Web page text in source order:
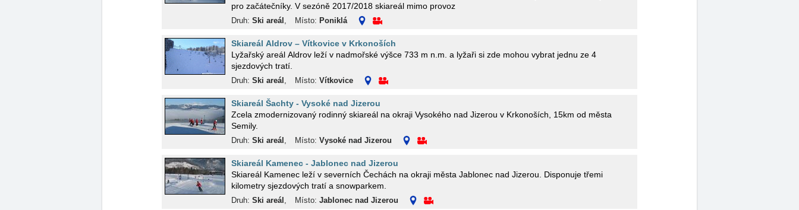
pro začátečníky. V sezóně 2017/2018 skiareál mimo provoz
Druh: Ski areál , Místo: Poniklá
Skiareál Aldrov – Vítkovice v Krkonoších
Lyžařský areál Aldrov leží v nadmořské výšce 733 m n.m. a lyžaři si zde mohou vybrat jednu ze 4
sjezdových tratí.
Druh: Ski areál , Místo: Vítkovice
Skiareál Šachty - Vysoké nad Jizerou
Zcela zmodernizovaný rodinný skiareál na okraji Vysokého nad Jizerou v Krkonoších, 15km od města
Semily.
Druh: Ski areál , Místo: Vysoké nad Jizerou
Skiareál Kamenec - Jablonec nad Jizerou
Skiareál Kamenec leží v severních Čechách na okraji města Jablonec nad Jizerou. Disponuje třemi
kilometry sjezdových tratí a snowparkem.
Druh: Ski areál , Místo: Jablonec nad Jizerou